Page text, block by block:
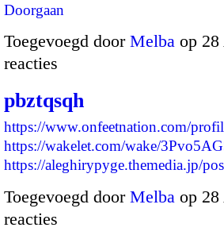
Doorgaan
Toegevoegd door Melba op
reacties
pbztqsqh
https://www.onfeetnation.com/
https://wakelet.com/wake/
https://aleghirypyge.themedia.jp/
Toegevoegd door Melba op
reacties